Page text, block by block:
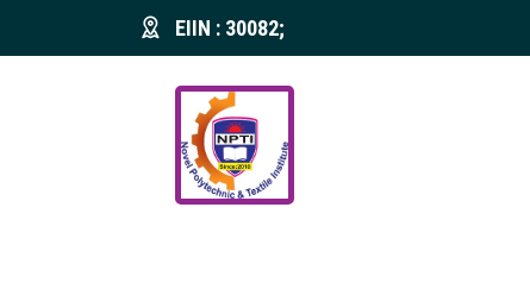
EIIN : 30082;